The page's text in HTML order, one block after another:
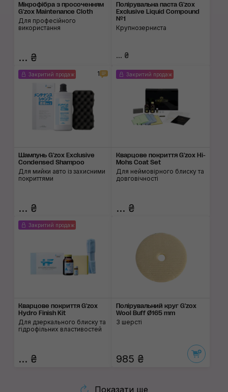
Мікрофібра з просоченням
G'zox Maintenance Cloth
Для професійного
використання
... ₴
Полірувальна паста G'zox
Exclusive Liquid Compound
№1
Крупнозерниста
... ₴
Закритий продаж 1
Шампунь G'zox Exclusive
Condensed Shampoo
Для мийки авто із захисними
покриттями
... ₴
Закритий продаж
Кварцове покриття G'zox Hi-
Mohs Coat Set
Для неймовірного блиску та
довговічності
... ₴
Закритий продаж
Кварцове покриття G'zox
Hydro Finish Kit
Для дзеркального блиску та
гідрофільних властивостей
... ₴
Полірувальний круг G'zox
Wool Buff Ø165 mm
З шерсті
985 ₴
Показати ще